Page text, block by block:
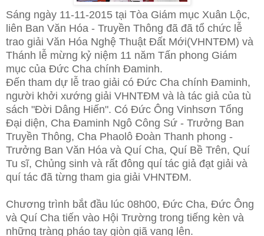
Sáng ngày 11-11-2015 tại Tòa Giám mục Xuân Lộc,
liên Ban Văn Hóa - Truyền Thông đã đã tổ chức lễ
trao giải Văn Hóa Nghệ Thuật Đất Mới(VHNTĐM) và
Thánh lễ mừng kỷ niệm 11 năm Tấn phong Giám
mục của Đức Cha chính Đaminh.
Đến tham dự lễ trao giải có Đức Cha chính Đaminh,
người khởi xướng giải VHNTĐM và là tác giả của tù
sách "Đời Dâng Hiến". Có Đức Ông Vinhsơn Tổng
Đại diện, Cha Đaminh Ngô Công Sứ - Trưởng Ban
Truyền Thông, Cha Phaolô Đoàn Thanh phong -
Trưởng Ban Văn Hóa và Quí Cha, Quí Bề Trên, Quí
Tu sĩ, Chủng sinh và rất đông quí tác giả đạt giải và
quí tác đã từng tham gia giải VHNTĐM.
Chương trình bắt đầu lúc 08h00, Đức Cha, Đức Ông
và Quí Cha tiến vào Hội Trường trong tiếng kèn và
những tràng pháo tay giòn giã vang lên.